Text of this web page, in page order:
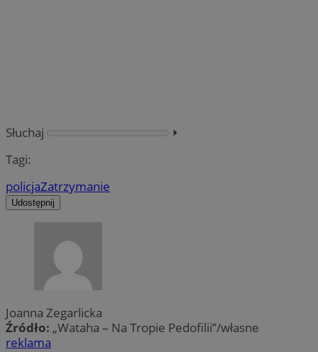
Słuchaj
⏵︎
Tagi:
policjaZatrzymanie
Udostępnij
Joanna Zegarlicka
Źródło: „Wataha – Na Tropie Pedofilii”/własne
reklama